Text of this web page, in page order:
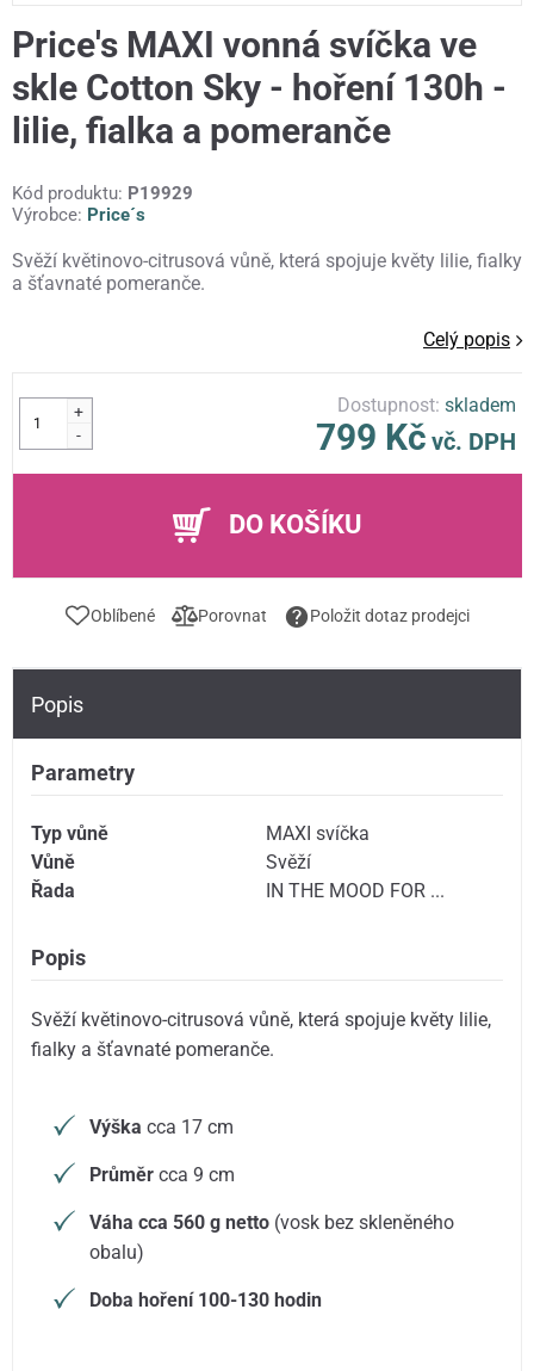
Price's MAXI vonná svíčka ve
skle Cotton Sky - hoření 130h -
lilie, fialka a pomeranče
Kód produktu: P19929
Výrobce: Price´s
Svěží květinovo-citrusová vůně, která spojuje květy lilie, fialky
a šťavnaté pomeranče.
Celý popis
+
-
Dostupnost:skladem
799 Kč vč. DPH
DO KOŠÍKU
Oblíbené Porovnat Položit dotaz prodejci
Popis
Parametry
Typ vůně
MAXI svíčka
Vůně
Svěží
Řada
IN THE MOOD FOR ...
Popis
Svěží květinovo-citrusová vůně, která spojuje květy lilie,
fialky a šťavnaté pomeranče.
Výška cca 17 cm
Průměr cca 9 cm
Váha cca 560 g netto (vosk bez skleněného
obalu)
Doba hoření 100-130 hodin